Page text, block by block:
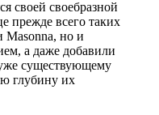
своей своебразной
прежде всего таких
Маsonna, но и
а даже добавили
существующему
глубину их